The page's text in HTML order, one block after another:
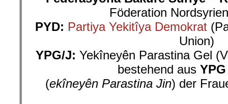
Föderation
PYD: Partiya Yekitîya Demokrat
Union)
YPG/J: Yekîneyên Parastina Gel
bestehend aus YPG
(ekîneyên Parastina Jin) der